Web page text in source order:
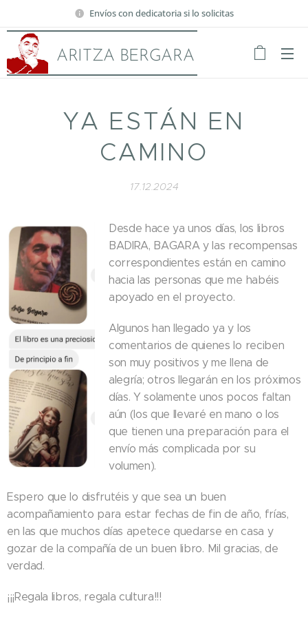
Envíos con dedicatoria si lo solicitas
ARITZA BERGARA
YA ESTÁN EN
CAMINO
17.12.2024
Desde hace ya unos días, los libros
BADIRA, BAGARA y las recompensas
correspondientes están en camino
hacia las personas que me habéis
apoyado en el proyecto.
Algunos han llegado ya y los
comentarios de quienes lo reciben
son muy positivos y me llena de
alegría; otros llegarán en los próximos
días. Y solamente unos pocos faltan
aún (los que llevaré en mano o los
que tienen una preparación para el
envío más complicada por su
volumen).
Espero que lo disfrutéis y que sea un buen
acompañamiento para estar fechas de fin de año, frías,
en las que muchos días apetece quedarse en casa y
gozar de la compañía de un buen libro. Mil gracias, de
verdad.
¡¡¡Regala libros, regala cultura!!!